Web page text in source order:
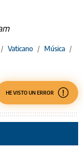
/ Vaticano / Música /
HE VISTO UN ERROR